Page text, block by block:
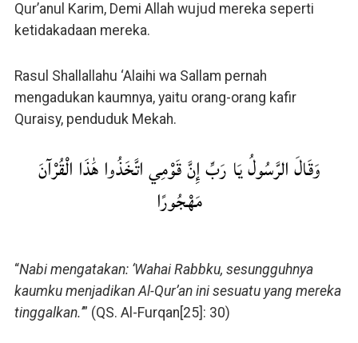
Qur’anul Karim, Demi Allah wujud mereka seperti
ketidakadaan mereka.
Rasul Shallallahu ‘Alaihi wa Sallam pernah
mengadukan kaumnya, yaitu orang-orang kafir
Quraisy, penduduk Mekah.
وَقَالَ الرَّسُولُ يَا رَبِّ إِنَّ قَوْمِي اتَّخَذُوا هَٰذَا الْقُرْآنَ
مَهْجُورًا
“Nabi mengatakan: ‘Wahai Rabbku, sesungguhnya
kaumku menjadikan Al-Qur’an ini sesuatu yang mereka
tinggalkan.’” (QS. Al-Furqan[25]: 30)